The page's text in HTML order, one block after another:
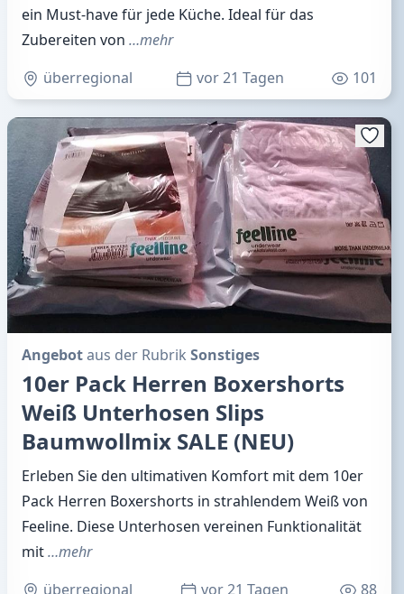
ein Must-have für jede Küche. Ideal für das
Zubereiten von …mehr
überregional
vor 21 Tagen 101
Angebotaus der Rubrik Sonstiges
10er Pack Herren Boxershorts
Weiß Unterhosen Slips
Baumwollmix SALE (NEU)
Erleben Sie den ultimativen Komfort mit dem 10er
Pack Herren Boxershorts in strahlendem Weiß von
Feeline. Diese Unterhosen vereinen Funktionalität
mit…mehr
überregional
vor 21 Tagen 88